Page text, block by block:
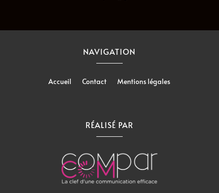
NAVIGATION
Accueil Contact Mentions légales
RÉALISÉ PAR